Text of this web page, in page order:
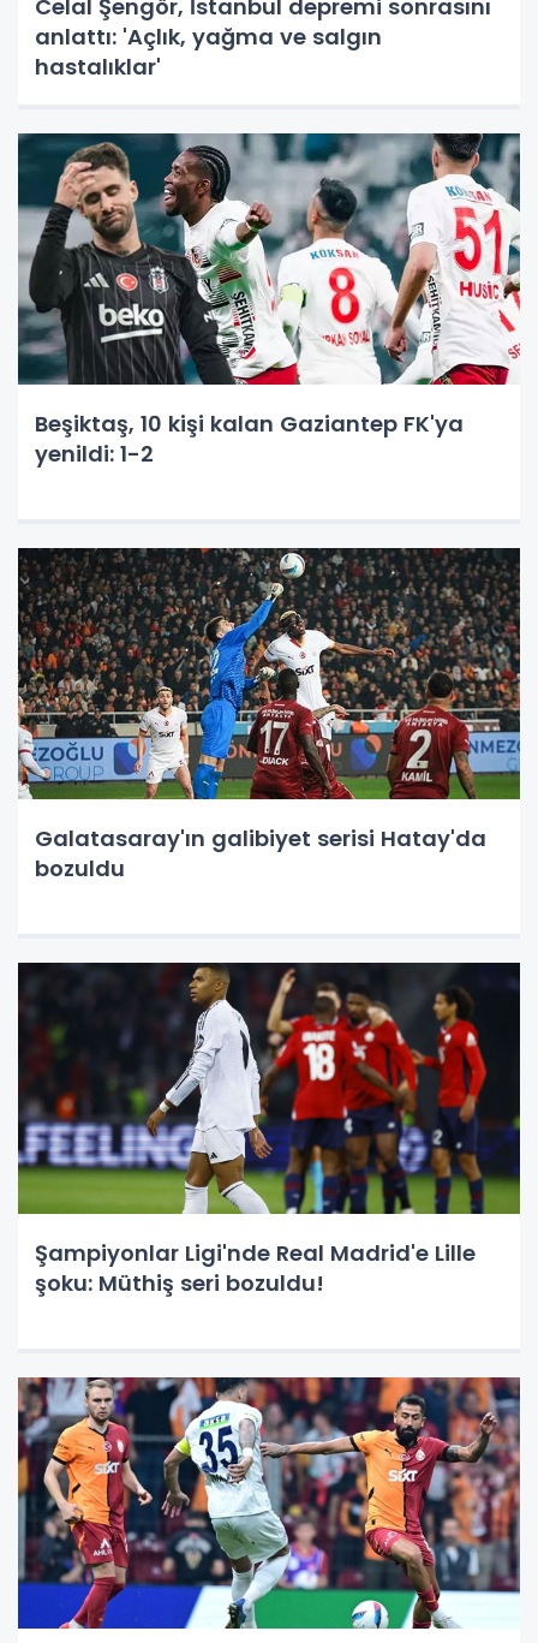
Celal Şengör, İstanbul depremi sonrasını
anlattı: 'Açlık, yağma ve salgın
hastalıklar'
Beşiktaş, 10 kişi kalan Gaziantep FK'ya
yenildi: 1-2
Galatasaray'ın galibiyet serisi Hatay'da
bozuldu
Şampiyonlar Ligi'nde Real Madrid'e Lille
şoku: Müthiş seri bozuldu!